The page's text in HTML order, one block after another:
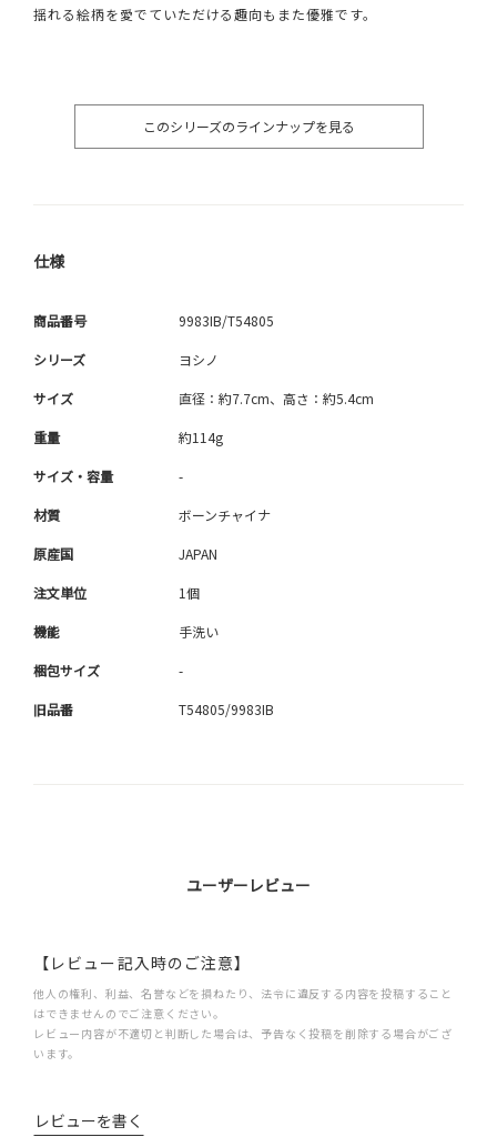
揺れる絵柄を愛でていただける趣向もまた優雅です。
このシリーズのラインナップを見る
仕様
商品番号 9983IB/T54805
シリーズ ヨシノ
サイズ 直径：約7.7cm、高さ：約5.4cm
重量 約114g
サイズ・容量 -
材質 ボーンチャイナ
原産国 JAPAN
注文単位 1個
機能 手洗い
梱包サイズ -
旧品番 T54805/9983IB
ユーザーレビュー
【レビュー記入時のご注意】
他人の権利、利益、名誉などを損ねたり、法令に違反する内容を投稿すること
はできませんのでご注意ください。
レビュー内容が不適切と判断した場合は、予告なく投稿を削除する場合がござ
います。
レビューを書く